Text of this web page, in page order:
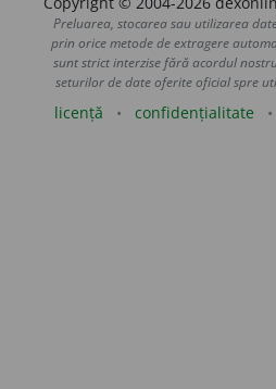
Preluarea, stocarea sau utilizarea
prin orice metode de extragere
sunt strict interzise fără acordul
seturilor de date oferite oficial spre
licență confidențialitate